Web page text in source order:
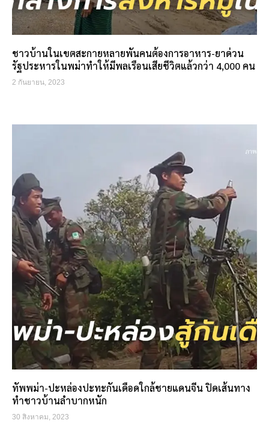
ชาวบ้านในเขตสะกายหลายพันคนต้องการอาหาร-ยาด่วน
รัฐประหารในพม่าทำให้มีพลเรือนเสียชีวิตแล้วกว่า 4,000 คน
2 กันยายน, 2023
ทัพพม่า-ปะหล่องปะทะกันเดือดใกล้ชายแดนจีน ปิดเส้นทาง
ทำชาวบ้านลำบากหนัก
30 สิงหาคม, 2023